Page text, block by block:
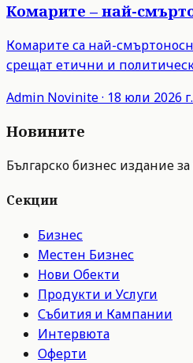
Комарите – най-
Комарите са най-
срещат етични и
Admin Novinite· 18 юли 2026 г.
Новините
Българско бизнес издание
Секции
Бизнес
Местен Бизнес
Нови Обекти
Продукти и Услуги
Събития и Кампании
Интервюта
Оферти